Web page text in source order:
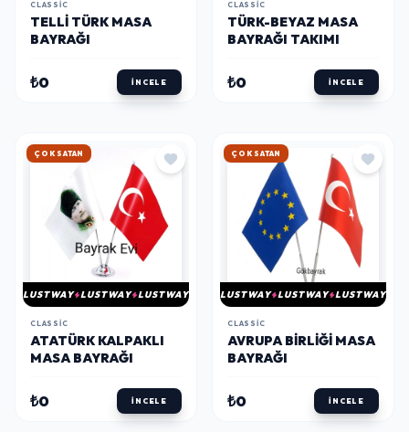
CLASSIC
TELLI TÜRK MASA
BAYRAĞI
₺0 İNCELE
CLASSIC
TÜRK-BEYAZ MASA
BAYRAĞI TAKIMI
₺0 İNCELE
HIZLI KARGO
LUSTWAY LUSTWAY LUSTWAY
CLASSIC
ATATÜRK KALPAKLI
MASA BAYRAĞI
₺0 İNCELE
HIZLI KARGO
LUSTWAY LUSTWAY LUSTWAY
CLASSIC
AVRUPA BIRLIĞI MASA
BAYRAĞI
₺0 İNCELE